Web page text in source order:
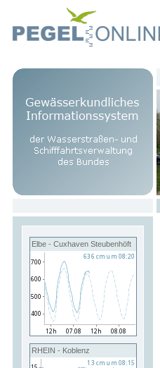
Elbe - Cuxhaven Steubenhöft
RHEIN - Koblenz